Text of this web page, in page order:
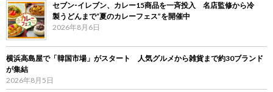
セブン‐イレブン、カレー15商品を一斉投入 名店監修から冷
製うどんまで“夏のカレーフェス”を開催中
2026年8月6日
横浜高島屋で「韓国市場」がスタート 人気グルメから雑貨まで約30ブランド
が集結
2026年8月5日